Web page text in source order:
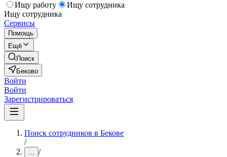
Ищу работу
Ищу сотрудника
Ищу сотрудника
Сервисы
Помощь
Ещё
Поиск
Беково
Войти
Войти
Зарегистрироваться
Поиск сотрудников в Бекове
/
... /